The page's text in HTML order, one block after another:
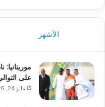
الأشهر
على
مايو 24, 2026